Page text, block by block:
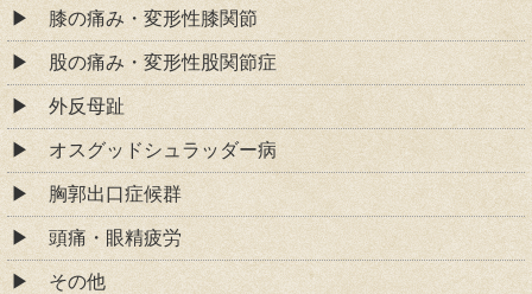
膝の痛み・変形性膝関節
股の痛み・変形性股関節症
外反母趾
オスグッドシュラッダー病
胸郭出口症候群
頭痛・眼精疲労
その他